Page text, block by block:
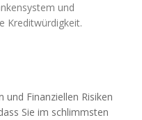
und
Kreditwürdigkeit.
Finanziellen Risiken
Sie im schlimmsten